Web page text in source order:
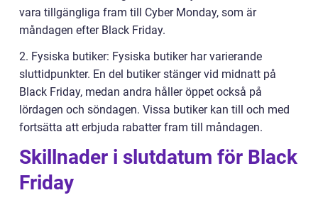
vara tillgängliga fram till Cyber Monday, som är
måndagen efter Black Friday.
2. Fysiska butiker: Fysiska butiker har varierande
sluttidpunkter. En del butiker stänger vid midnatt på
Black Friday, medan andra håller öppet också på
lördagen och söndagen. Vissa butiker kan till och med
fortsätta att erbjuda rabatter fram till måndagen.
Skillnader i slutdatum för Black
Friday